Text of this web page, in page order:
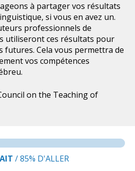
à partager vos résultats
si vous en avez un.
professionnels de
utiliseront ces résultats pour
futures. Cela vous permettra de
vos compétences
on the Teaching of
/85% D'ALLER